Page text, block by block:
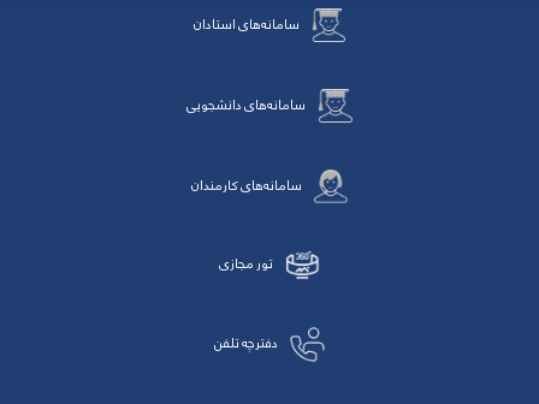
سامانه‌های استادان
سامانه‌های دانشجویی
سامانه‌های کارمندان
تور مجازی
دفترچه تلفن